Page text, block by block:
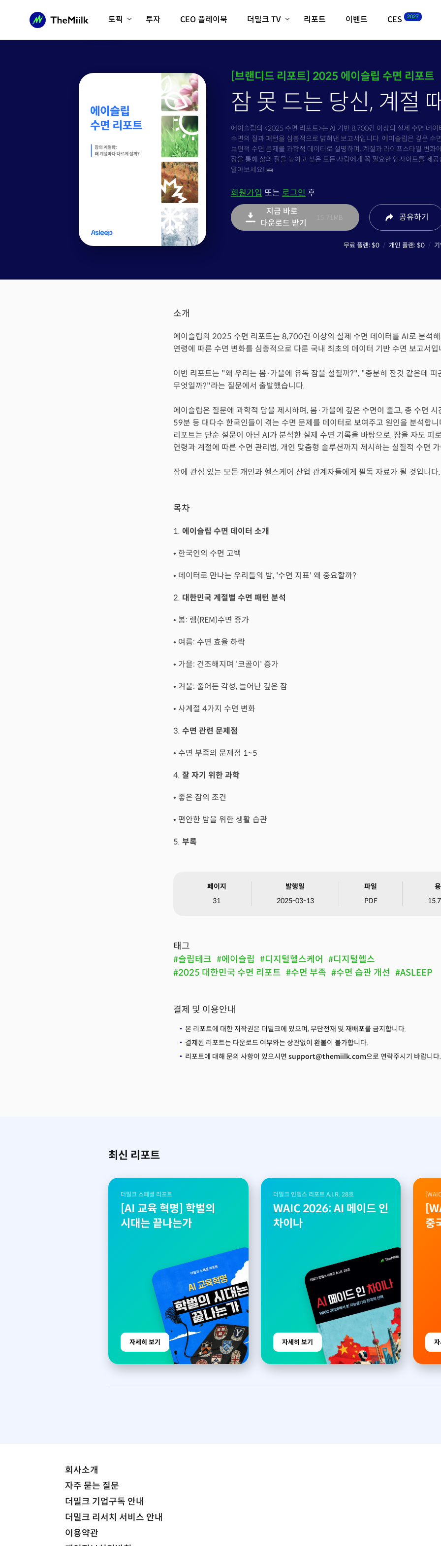
토픽
디지털자산
미래 교육/직업
전체 기사 보기
투자 CEO 플레이북 더밀크 TV
인자기(사람,돈,기술 이야기)
크리스의 뉴욕 시그널
더웨이브/트렌드쇼
밸리토크
리포트 이벤트 CES 2027
역사 및 개요
필드 가이드
CES2027 with
[브랜디드 리포트] 2025 에이슬립 수면 리포트
잠 못 드는 당신, 계절
에이슬립의 <2025 수면 리포트>는 AI 기반 8,700건 이상의 실제 수면 데
수면의 질과 패턴을 심층적으로 밝혀낸 보고서입니다. 에이슬립은 깊은 수
보편적 수면 문제를 과학적 데이터로 설명하며, 계절과 라이프스타일 변화
잠을 통해 삶의 질을 높이고 싶은 모든 사람에게 꼭 필요한 인사이트를 제
알아보세요! 🛌
회원가입 또는 로그인 후
지금 바로
다운로드 받기
15.71MB 공유하기
무료 플랜:$0 개인 플랜:$0
소개
에이슬립의 2025 수면 리포트는 8,700건 이상의 실제 수면 데이터를 AI로 분석
연령에 따른 수면 변화를 심층적으로 다룬 국내 최초의 데이터 기반 수면 보고서입
이번 리포트는 "왜 우리는 봄·가을에 유독 잠을 설칠까?", "충분히 잔것 같은데 피
무엇일까?"라는 질문에서 출발했습니다.
에이슬립은 질문에 과학적 답을 제시하며, 봄·가을에 깊은 수면이 줄고, 총 수면
59분 등 대다수 한국인들이 겪는 수면 문제를 데이터로 보여주고 원인을 분석합
리포트는 단순 설문이 아닌 AI가 분석한 실제 수면 기록을 바탕으로, 잠을 자도 피
연령과 계절에 따른 수면 관리법, 개인 맞춤형 솔루션까지 제시하는 실질적 수면
잠에 관심 있는 모든 개인과 헬스케어 산업 관계자들에게 필독 자료가 될 것입니다.
목차
1. 에이슬립 수면 데이터 소개
• 한국인의 수면 고백
• 데이터로 만나는 우리들의 밤, '수면 지표' 왜 중요할까?
2. 대한민국 계절별 수면 패턴 분석
• 봄: 렘(REM)수면 증가
• 여름: 수면 효율 하락
• 가을: 건조해지며 '코골이' 증가
• 겨울: 줄어든 각성, 늘어난 깊은 잠
• 사계절 4가지 수면 변화
3. 수면 관련 문제점
• 수면 부족의 문제점 1~5
4. 잘 자기 위한 과학
• 좋은 잠의 조건
• 편안한 밤을 위한 생활 습관
5. 부록
페이지
31
발행일
2025-03-13
파일
PDF
태그
#슬립테크 #에이슬립 #디지털헬스케어
#디지털헬스
#2025 대한민국 수면 리포트 #수면 부족 #수면 습관 개선 #ASLEEP
결제 및 이용안내
본 리포트에 대한 저작권은 더밀크에 있으며, 무단전재 및 재배포를 금지합니다.
결제된 리포트는 다운로드 여부와는 상관없이 환불이 불가합니다.
리포트에 대해 문의 사항이 있으시면 support@themiilk.com으로 연락주시기 바랍니다.
최신 리포트
더밀크 스페셜 리포트
[AI 교육 혁명] 학벌의
시대는 끝나는가
자세히 보기
더밀크 인뎁스 리포트 A.I.R. 28호
WAIC 2026: AI 메이드 인
차이나
자세히 보기
중
회사소개
자주 묻는 질문
더밀크 기업구독 안내
더밀크 리서치 서비스 안내
이용약관